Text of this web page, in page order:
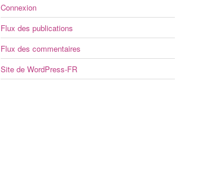
Connexion
Flux des publications
Flux des commentaires
Site de WordPress-FR